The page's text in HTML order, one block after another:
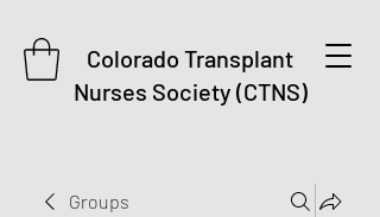
Colorado Transplant
Nurses Society (CTNS)
Groups